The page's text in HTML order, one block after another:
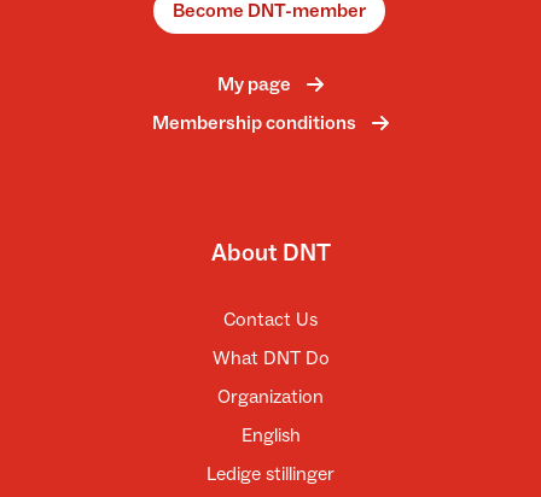
Become DNT-member
My page
Membership conditions
About DNT
Contact Us
What DNT Do
Organization
English
Ledige stillinger